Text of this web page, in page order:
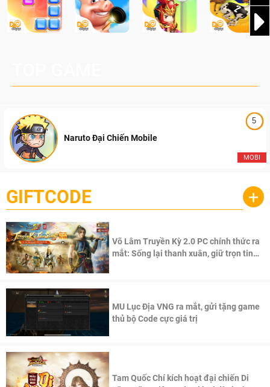
5
MOBI
Naruto Đại Chiến Mobile
GIFTCODE +
Võ Lâm Truyền Kỳ 2.0 PC chính thức ra
mắt: Sống lại thanh xuân, giữ trọn tinh
MU Lục Địa VNG ra mắt, gửi tặng game
thủ bộ Code cực giá trị
Tam Quốc Chí kích hoạt đại chiến Di